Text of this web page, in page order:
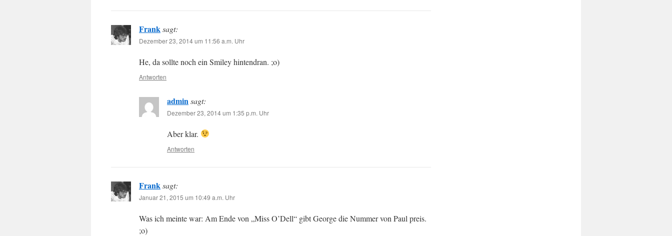
Frank sagt:
Dezember 23, 2014 um 11:56 a.m. Uhr
He, da sollte noch ein Smiley hintendran. ;o)
Antworten
admin sagt:
Dezember 23, 2014 um 1:35 p.m. Uhr
Aber klar.
Antworten
Frank sagt:
Januar 21, 2015 um 10:49 a.m. Uhr
Was ich meinte war: Am Ende von „Miss O’Dell“ gibt George die Nummer von Paul preis.
;o)